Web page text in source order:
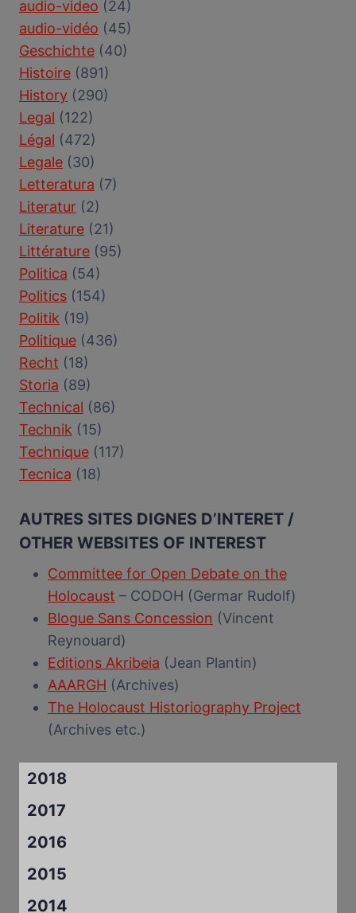
audio-video (24)
audio-vidéo (45)
Geschichte (40)
Histoire (891)
History (290)
Legal (122)
Légal (472)
Legale (30)
Letteratura (7)
Literatur (2)
Literature (21)
Littérature (95)
Politica (54)
Politics (154)
Politik (19)
Politique (436)
Recht (18)
Storia (89)
Technical (86)
Technik (15)
Technique (117)
Tecnica (18)
AUTRES SITES DIGNES D’INTERET /
OTHER WEBSITES OF INTEREST
Committee for Open Debate on the
Holocaust – CODOH (Germar Rudolf)
Blogue Sans Concession (Vincent
Reynouard)
Editions Akribeia (Jean Plantin)
AAARGH (Archives)
The Holocaust Historiography Project
(Archives etc.)
2018
2017
2016
2015
2014